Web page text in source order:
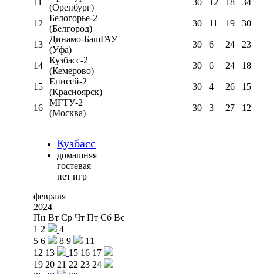
11
(Оренбург)
30 12 18 34
12
Белогорье-2
(Белгород)
30 11 19 30
13
Динамо-БашГАУ
(Уфа)
30 6 24 23
14
Кузбасс-2
(Кемерово)
30 6 24 18
15
Енисей-2
(Красноярск)
30 4 26 15
16
МГТУ-2
(Москва)
30 3 27 12
Кузбасс
домашняя
гостевая
нет игр
февраля
2024
Пн Вт Ср Чт Пт Сб Вс
1 2
4
5 6 8 9
11
12 13 15 16 17
19 20 21 22 23 24